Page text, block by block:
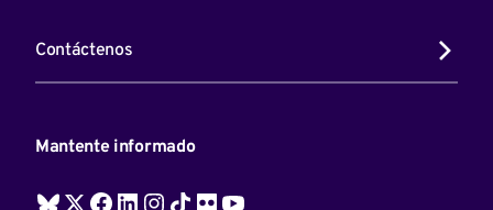
Contáctenos
Mantente informado